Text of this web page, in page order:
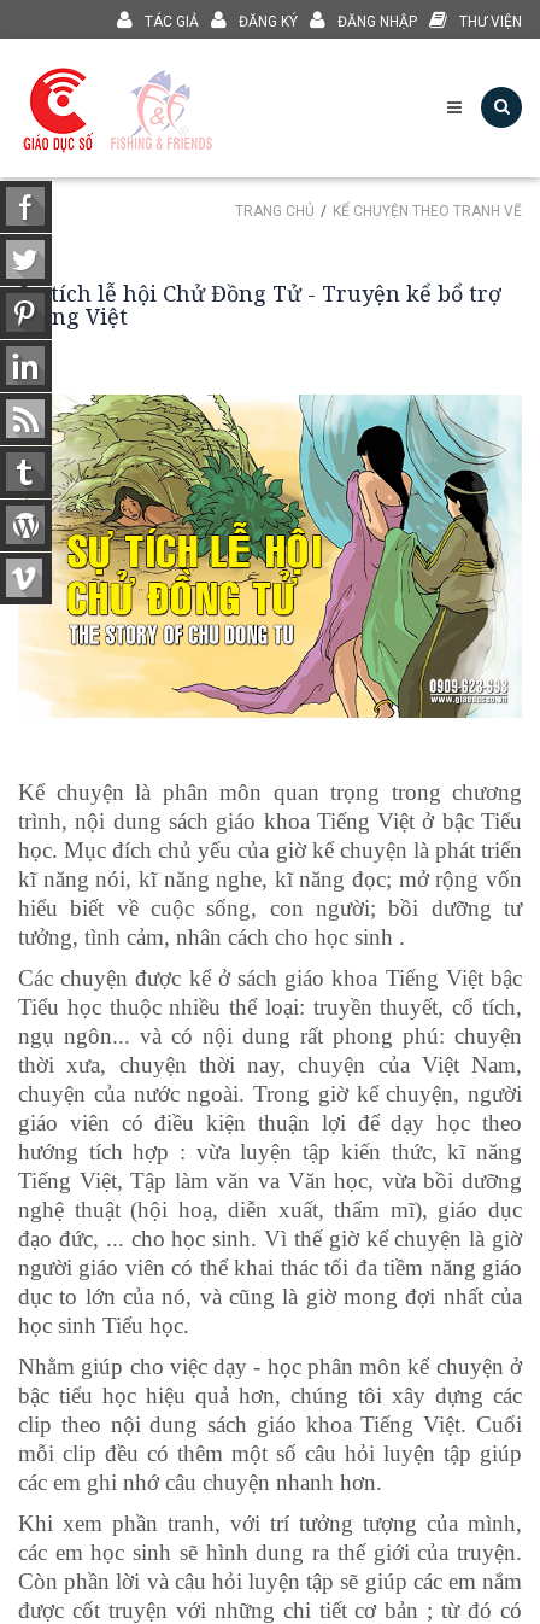
TÁC GIẢ ĐĂNG KÝ ĐĂNG NHẬP THƯ VIỆN
TRANG CHỦ KỂ CHUYỆN THEO TRANH VẼ
Sự tích lễ hội Chử Đồng Tử - Truyện kể bổ trợ
Tiếng Việt
Kể chuyện là phân môn quan trọng trong chương
trình, nội dung sách giáo khoa Tiếng Việt ở bậc Tiểu
học. Mục đích chủ yếu của giờ kể chuyện là phát triển
kĩ năng nói, kĩ năng nghe, kĩ năng đọc; mở rộng vốn
hiểu biết về cuộc sống, con người; bồi dưỡng tư
tưởng, tình cảm, nhân cách cho học sinh .
Các chuyện được kể ở sách giáo khoa Tiếng Việt bậc
Tiểu học thuộc nhiều thể loại: truyền thuyết, cổ tích,
ngụ ngôn... và có nội dung rất phong phú: chuyện
thời xưa, chuyện thời nay, chuyện của Việt Nam,
chuyện của nước ngoài. Trong giờ kể chuyện, người
giáo viên có điều kiện thuận lợi để dạy học theo
hướng tích hợp : vừa luyện tập kiến thức, kĩ năng
Tiếng Việt, Tập làm văn va Văn học, vừa bồi dưỡng
nghệ thuật (hội hoạ, diễn xuất, thẩm mĩ), giáo dục
đạo đức, ... cho học sinh. Vì thế giờ kể chuyện là giờ
người giáo viên có thể khai thác tối đa tiềm năng giáo
dục to lớn của nó, và cũng là giờ mong đợi nhất của
học sinh Tiểu học.
Nhằm giúp cho việc dạy - học phân môn kể chuyện ở
bậc tiểu học hiệu quả hơn, chúng tôi xây dựng các
clip theo nội dung sách giáo khoa Tiếng Việt. Cuối
mỗi clip đều có thêm một số câu hỏi luyện tập giúp
các em ghi nhớ câu chuyện nhanh hơn.
Khi xem phần tranh, với trí tưởng tượng của mình,
các em học sinh sẽ hình dung ra thế giới của truyện.
Còn phần lời và câu hỏi luyện tập sẽ giúp các em nắm
được cốt truyện với những chi tiết cơ bản ; từ đó có